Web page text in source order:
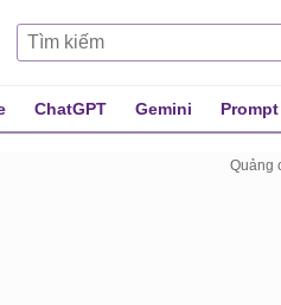
ChatGPT Gemini Prompt